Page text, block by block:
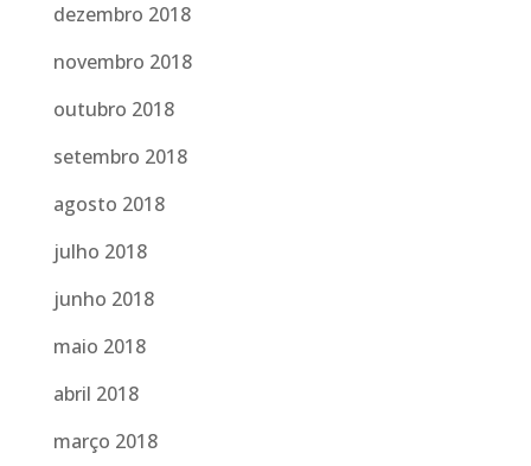
dezembro 2018
novembro 2018
outubro 2018
setembro 2018
agosto 2018
julho 2018
junho 2018
maio 2018
abril 2018
março 2018